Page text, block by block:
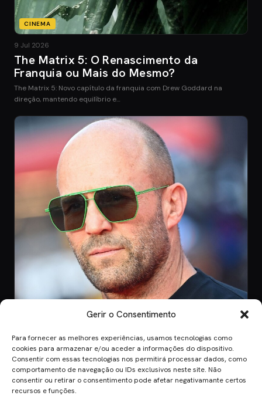
Gerir o Consentimento
Para fornecer as melhores experiências, usamos tecnologias como
cookies para armazenar e/ou aceder a informações do dispositivo.
Consentir com essas tecnologias nos permitirá processar dados, como
comportamento de navegação ou IDs exclusivos neste site. Não
consentir ou retirar o consentimento pode afetar negativamante certos
recursos e funções.
CINEMA
9 Jul 2026
The Matrix 5: O Renascimento da
Franquia ou Mais do Mesmo?
The Matrix 5: Novo capítulo da franquia com Drew Goddard na
direção, mantendo equilíbrio e…
CINEMA
8 Jul 2026
Mutiny: O Novo Thriller de Ação de Jason
Statham em 2026